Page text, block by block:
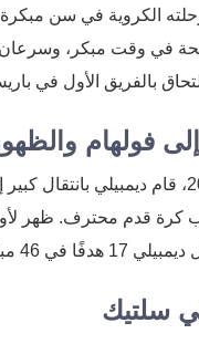
في وقت مبكر،
بالفريق الأول في
إلى فولهام
في عام 2012، قام ديمبيلي
ليثبت نفسه كلاعب رئيسي.
سلتيك